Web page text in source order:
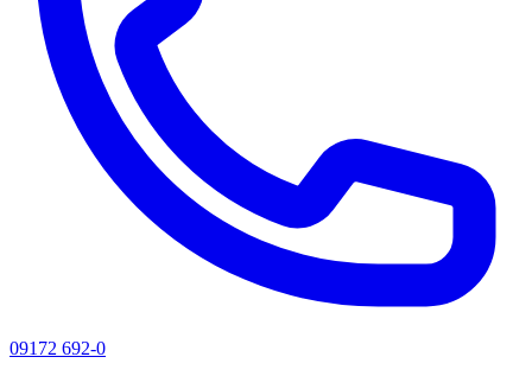
09172 692-0